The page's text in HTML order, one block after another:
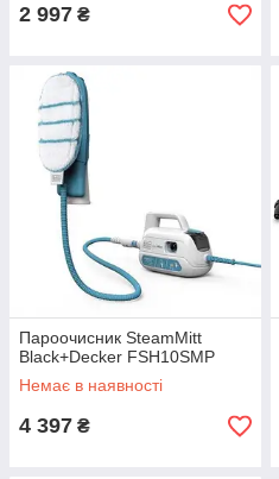
2 997 ₴
Пароочисник SteamMitt
Black+Decker FSH10SMP
Немає в наявності
4 397 ₴